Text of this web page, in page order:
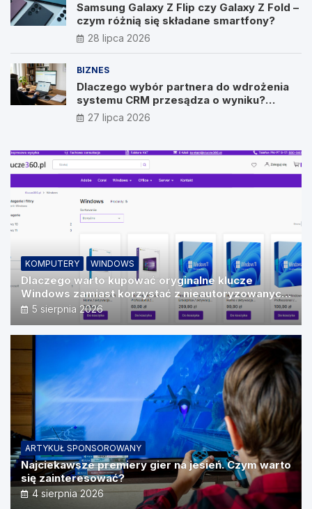
Samsung Galaxy Z Flip czy Galaxy Z Fold –
czym różnią się składane smartfony?
28 lipca 2026
BIZNES
Dlaczego wybór partnera do wdrożenia
systemu CRM przesądza o wyniku?
Wywiad z Pawłem Prymakowskim, CEO IT
Vision
27 lipca 2026
KOMPUTERY WINDOWS
Dlaczego warto kupować oryginalne klucze
Windows zamiast korzystać z nieautoryzowanych
źródeł?
5 sierpnia 2026
ARTYKUŁ SPONSOROWANY
Najciekawsze premiery gier na jesień. Czym warto
się zainteresować?
4 sierpnia 2026